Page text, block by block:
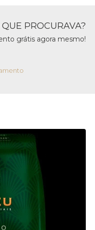
PROCURAVA?
grátis agora mesmo!